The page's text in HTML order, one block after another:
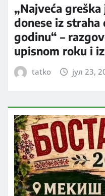
„Najveća
donese iz
godinu“ –
upisnom roku i
tatko јул 23,